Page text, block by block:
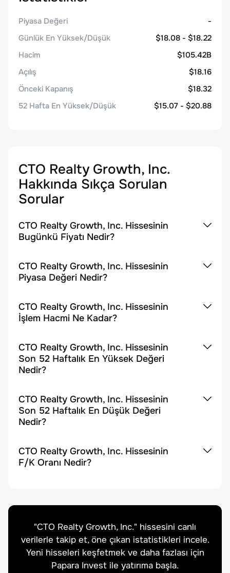
Piyasa Değeri
-
Günlük En Yüksek/Düşük
$18.08 - $18.22
Hacim
$105.42B
Açılış
$18.16
Önceki Kapanış
$18.32
52 Hafta En Yüksek/Düşük
$15.07 - $20.88
CTO Realty Growth, Inc.
Hakkında Sıkça Sorulan
Sorular
CTO Realty Growth, Inc. Hissesinin
Bugünkü Fiyatı Nedir?
CTO Realty Growth, Inc. Hissesinin
Piyasa Değeri Nedir?
CTO Realty Growth, Inc. Hissesinin
İşlem Hacmi Ne Kadar?
CTO Realty Growth, Inc. Hissesinin
Son 52 Haftalık En Yüksek Değeri
Nedir?
CTO Realty Growth, Inc. Hissesinin
Son 52 Haftalık En Düşük Değeri
Nedir?
CTO Realty Growth, Inc. Hissesinin
F/K Oranı Nedir?
"CTO Realty Growth, Inc." hissesini canlı
verilerle takip et, öne çıkan istatistikleri incele.
Yeni hisseleri keşfetmek ve daha fazlası için
Papara Invest ile yatırıma başla.